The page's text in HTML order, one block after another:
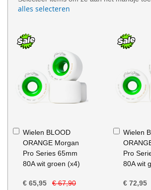
alles selecteren
Wielen BLOOD
ORANGE Morgan
Pro Series 65mm
80A wit groen (x4)
€ 65,95 € 67,90
In
Winkelwagen
Wielen
Pro
80A wit
€ 72,95
In